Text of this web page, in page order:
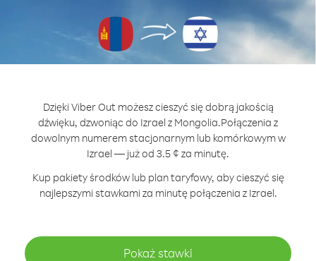
Dzięki Viber Out możesz cieszyć się dobrą jakością
dźwięku, dzwoniąc do Izrael z Mongolia.Połączenia z
dowolnym numerem stacjonarnym lub komórkowym w
Izrael — już od 3.5 ¢ za minutę.
Kup pakiety środków lub plan taryfowy, aby cieszyć się
najlepszymi stawkami za minutę połączenia z Izrael.
Pokaż stawki